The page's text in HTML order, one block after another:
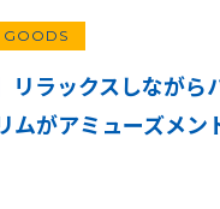
リラックスしながら
ムがアミューズメン
GOODS